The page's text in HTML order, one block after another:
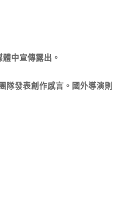
中宣傳露出。
隊發表創作感言。國外導演則